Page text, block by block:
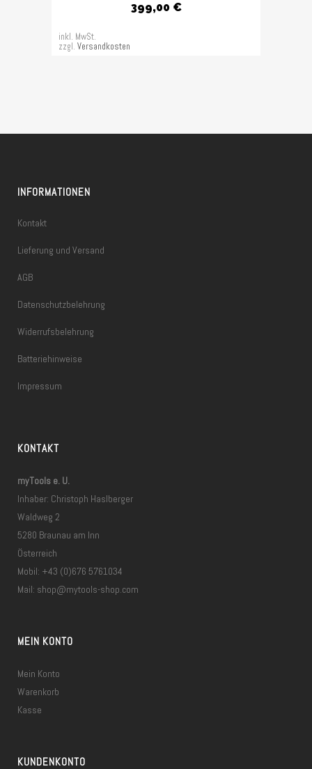
399,00 €
inkl. MwSt.
zzgl. Versandkosten
INFORMATIONEN
Kontakt
Lieferung und Versand
AGB
Datenschutzbelehrung
Widerrufsbelehrung
Batteriehinweise
Impressum
KONTAKT
myTools e. U.
Inhaber: Christoph Haslberger
Waldweg 2
5280 Braunau am Inn
Österreich
Mobil: +43 (0)676 5761034
Mail: shop@mytools-shop.com
MEIN KONTO
Mein Konto
Warenkorb
Kasse
KUNDENKONTO